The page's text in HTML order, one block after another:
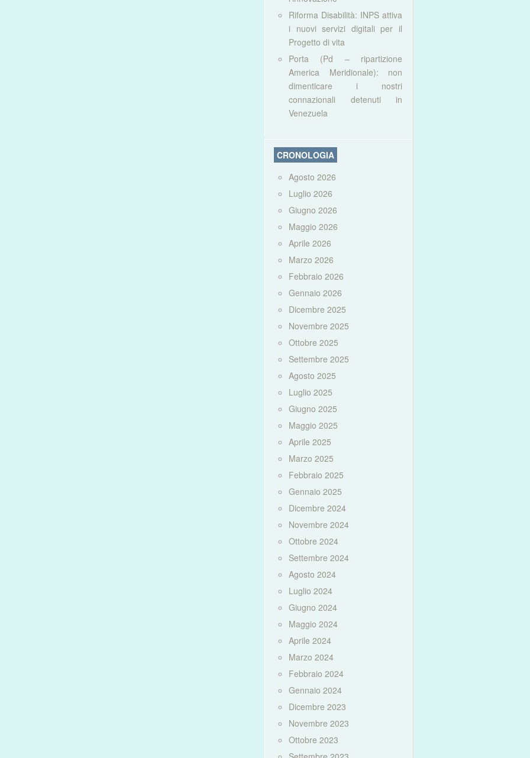
Riforma Disabilità: INPS attiva
i nuovi servizi digitali per il
Progetto di vita
Porta (Pd – ripartizione
America Meridionale): non
dimenticare i nostri
connazionali detenuti in
Venezuela
CRONOLOGIA
Agosto 2026
Luglio 2026
Giugno 2026
Maggio 2026
Aprile 2026
Marzo 2026
Febbraio 2026
Gennaio 2026
Dicembre 2025
Novembre 2025
Ottobre 2025
Settembre 2025
Agosto 2025
Luglio 2025
Giugno 2025
Maggio 2025
Aprile 2025
Marzo 2025
Febbraio 2025
Gennaio 2025
Dicembre 2024
Novembre 2024
Ottobre 2024
Settembre 2024
Agosto 2024
Luglio 2024
Giugno 2024
Maggio 2024
Aprile 2024
Marzo 2024
Febbraio 2024
Gennaio 2024
Dicembre 2023
Novembre 2023
Ottobre 2023